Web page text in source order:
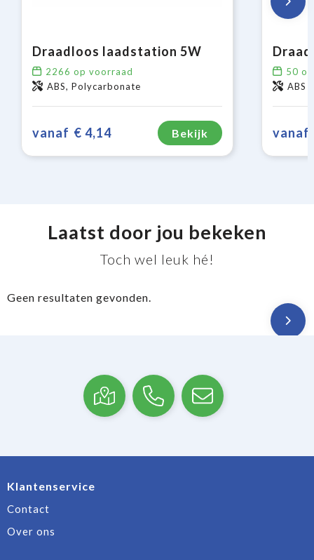
Draadloos laadstation 5W
2266 op voorraad
ABS, Polycarbonate
vanaf € 4,14 Bekijk
50
ABS
vanaf
Laatst door jou bekeken
Toch wel leuk hé!
Geen resultaten gevonden.
Klantenservice
Contact
Over ons